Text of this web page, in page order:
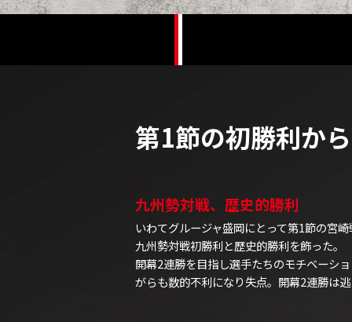
第1節の初勝利か
九州勢対戦、歴史的勝利
いわてグルージャ盛岡にとって第1節の宮
九州勢対戦初勝利と歴史的勝利を飾った。
開幕2連勝を目指し選手たちのモチベーシ
がらも数的不利になり失点。開幕2連勝は